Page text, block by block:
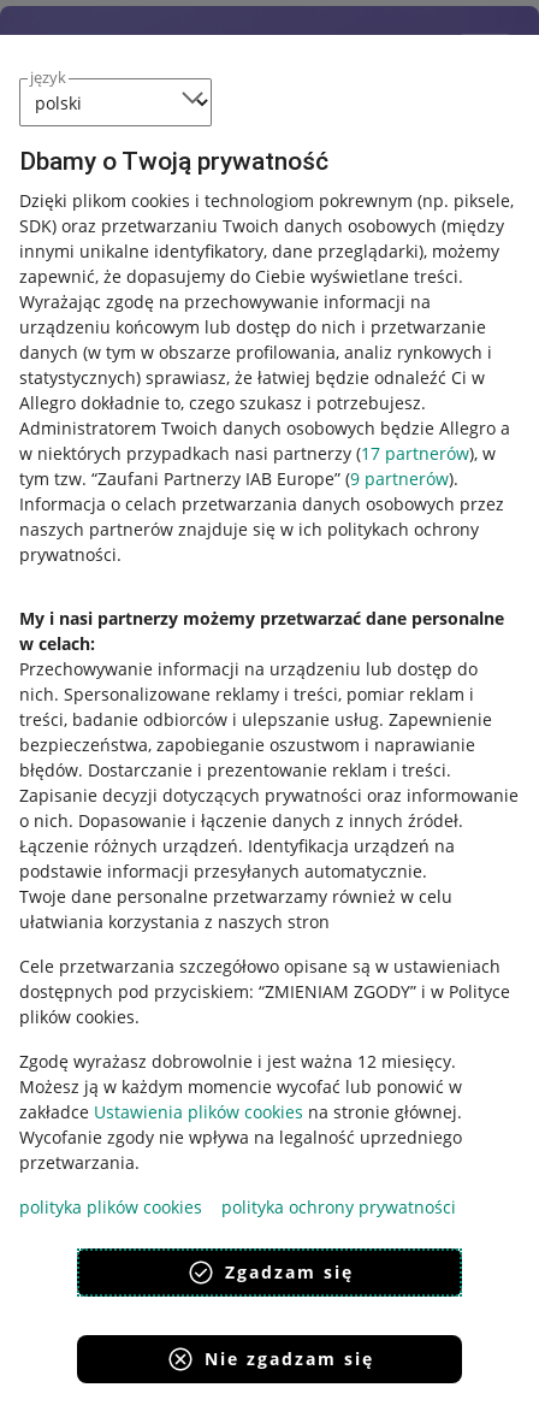
język
Dbamy o Twoją prywatność
Dzięki plikom cookies i technologiom pokrewnym (np. piksele,
SDK) oraz przetwarzaniu Twoich danych osobowych (między
innymi unikalne identyfikatory, dane przeglądarki), możemy
zapewnić, że dopasujemy do Ciebie wyświetlane treści.
Wyrażając zgodę na przechowywanie informacji na
urządzeniu końcowym lub dostęp do nich i przetwarzanie
danych (w tym w obszarze profilowania, analiz rynkowych i
statystycznych) sprawiasz, że łatwiej będzie odnaleźć Ci w
Allegro dokładnie to, czego szukasz i potrzebujesz.
Administratorem Twoich danych osobowych będzie Allegro a
w niektórych przypadkach nasi partnerzy (17 partnerów), w
tym tzw. “Zaufani Partnerzy IAB Europe” (9 partnerów).
Informacja o celach przetwarzania danych osobowych przez
naszych partnerów znajduje się w ich politykach ochrony
prywatności.
My i nasi partnerzy możemy przetwarzać dane personalne
w celach:
Przechowywanie informacji na urządzeniu lub dostęp do
nich. Spersonalizowane reklamy i treści, pomiar reklam i
treści, badanie odbiorców i ulepszanie usług. Zapewnienie
bezpieczeństwa, zapobieganie oszustwom i naprawianie
błędów. Dostarczanie i prezentowanie reklam i treści.
Zapisanie decyzji dotyczących prywatności oraz informowanie
o nich. Dopasowanie i łączenie danych z innych źródeł.
Łączenie różnych urządzeń. Identyfikacja urządzeń na
podstawie informacji przesyłanych automatycznie.
Twoje dane personalne przetwarzamy również w celu
ułatwiania korzystania z naszych stron
Cele przetwarzania szczegółowo opisane są w ustawieniach
dostępnych pod przyciskiem: “ZMIENIAM ZGODY” i w Polityce
plików cookies.
Zgodę wyrażasz dobrowolnie i jest ważna 12 miesięcy.
Możesz ją w każdym momencie wycofać lub ponowić w
zakładce Ustawienia plików cookies na stronie głównej.
Wycofanie zgody nie wpływa na legalność uprzedniego
przetwarzania.
polityka plików cookies
polityka ochrony prywatności
Zgadzam się
Nie zgadzam się
Przydatne informacje
Jak to działa
Allegro Gadane dla sprzedających
Allegro Gadane dla kupujących
Mapa miejscowości
Informacje prawne
Regulamin
Polityka plików "cookies"
Ustawienia plików "cookies"
Udostępnianie lokalizacji
Informacje dla Aktu o Usługach Cyfrowych
Pobierz aplikację
Korzystanie z serwisu oznacza akceptacjęregulaminu